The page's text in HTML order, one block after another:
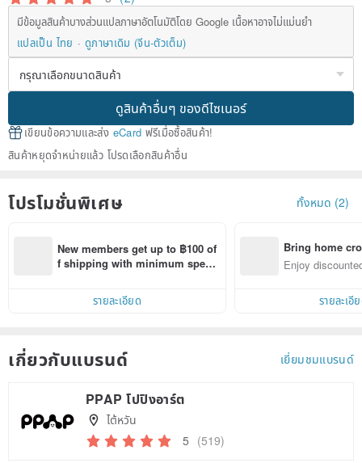
มีข้อมูลสินค้าบางส่วนแปลภาษาอัตโนมัติโดย Google เนื้อหาอาจไม่แม่นยำ
แปลเป็น ไทย
ดูภาษาเดิม (จีน-ตัวเต็ม)
ดูสินค้าอื่นๆ ของดีไซเนอร์
เขียนข้อความและส่ง eCard ฟรีเมื่อซื้อสินค้า!
สินค้าหยุดจำหน่ายแล้ว โปรดเลือกสินค้าอื่น
โปรโมชั่นพิเศษ ทั้งหมด (2)
New members get up to ฿100 of
f shipping with minimum spen
within 7 days!
รายละเอียด
Bring home
n with ease
Enjoy
รายละเอี
เกี่ยวกับแบรนด์ เยี่ยมชมแบรนด์
PPAP โปปิงอาร์ต
ไต้หวัน
5 (519)